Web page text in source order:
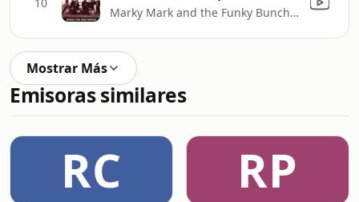
Marky Mark and the Funky Bunch & Loleatta Holloway
Mostrar Más
Emisoras similares
RC RP